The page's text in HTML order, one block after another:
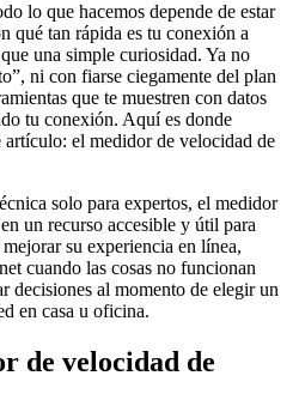
lo que hacemos depende de estar
qué tan rápida es tu conexión a
una simple curiosidad. Ya no
ni con fiarse ciegamente del plan
que te muestren con datos
tu conexión. Aquí es donde
artículo: el medidor de velocidad de
solo para expertos, el medidor
un recurso accesible y útil para
su experiencia en línea,
cuando las cosas no funcionan
decisiones al momento de elegir un
en casa u oficina.
de velocidad de